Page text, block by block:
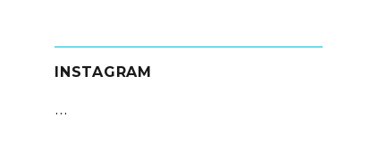
INSTAGRAM
…